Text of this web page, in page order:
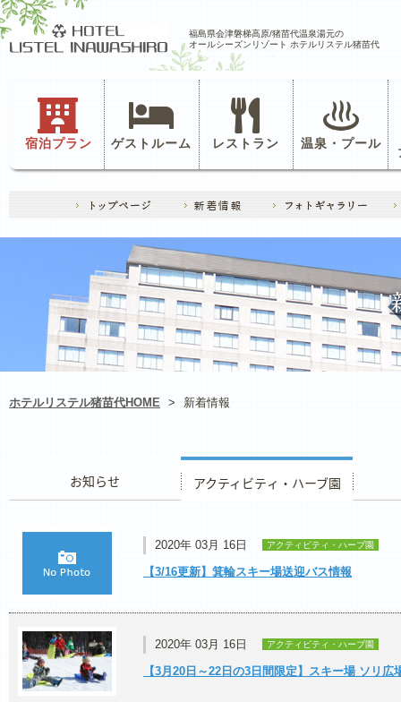
福島県会津磐梯高原/猪苗代温泉湯元の
オールシーズンリゾート ホテルリステル猪苗代
宿泊プラン ゲストルーム レストラン 温泉・プール
ホテルリステル猪苗代HOME > 新着情報
2020年 03月 16日 アクティビティ・ハーブ園
【3/16更新】箕輪スキー場送迎バス情報
2020年 03月 16日 アクティビティ・ハーブ園
【3月20日～22日の3日間限定】スキー場 ソリ広